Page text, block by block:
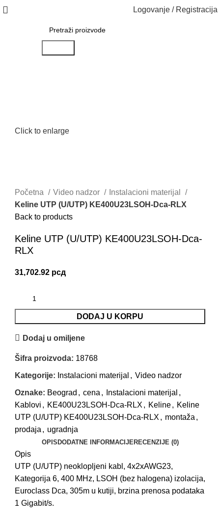
Logovanje / Registracija
Click to enlarge
Početna Video nadzor
Instalacioni materijal
Keline UTP (U/UTP) KE400U23LSOH-Dca-RLX
Back to products
Keline UTP (U/UTP) KE400U23LSOH-Dca-
RLX
31,702.92 рсд
DODAJ U KORPU
Dodaj u omiljene
Šifra proizvoda: 18768
Kategorije: Instalacioni materijal , Video nadzor
Oznake: Beograd , cena , Instalacioni materijal ,
Kablovi , KE400U23LSOH-Dca-RLX , Keline, Keline
UTP (U/UTP) KE400U23LSOH-Dca-RLX , montaža ,
prodaja , ugradnja
OPIS DODATNE INFORMACIJERECENZIJE (0)
Opis
UTP (U/UTP) neoklopljeni kabl, 4x2xAWG23,
Kategorija 6, 400 MHz, LSOH (bez halogena) izolacija,
Euroclass Dca, 305m u kutiji, brzina prenosa podataka
1 Gigabit/s.